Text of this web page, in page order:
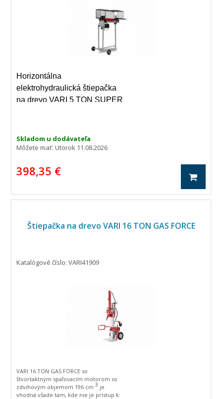
Skladom u dodávateľa
Môžete mať:Utorok 11.08.2026
398,35 €
Horizontálna
elektrohydraulická štiepačka
na drevo VARI 5 TON SUPER
52 cm a priemeru 25 cm.
Štiepačka na drevo VARI 16 TON GAS FORCE
Katalógové číslo: VARI41909
VARI 16 TON GAS FORCE so
štvortaktným spaľovacím motorom so
zdvihovým objemom 196 cm3 je
vhodná všade tam, kde nie je prístup k